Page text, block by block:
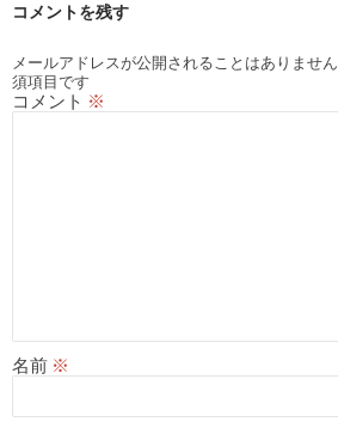
コメントを残す
メールアドレスが公開されることはありません
須項目です
コメント ※
名前 ※